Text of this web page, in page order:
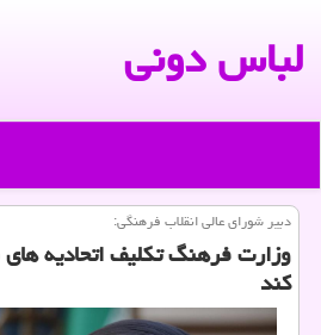
لباس دونی
دبیر شورای عالی انقلاب فرهنگی:
وزارت فرهنگ تكلیف اتحادیه
كند